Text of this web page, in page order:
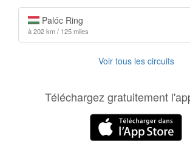
Palóc Ring
à 202 km / 125 miles
Voir tous les circuits
Téléchargez gratuitement